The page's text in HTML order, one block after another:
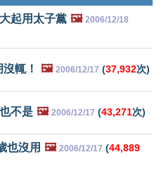
起用太子黨 🖼️ 2006/12/18
輒！ 🖼️ 2006/12/17 (37,932次)
不是 🖼️ 2006/12/17 (43,271次)
也沒用 🖼️ 2006/12/17 (44,889